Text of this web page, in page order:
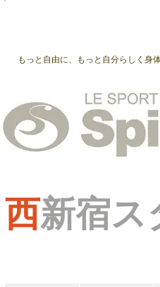
もっと自由に、もっと自分らしく身
西新宿ス